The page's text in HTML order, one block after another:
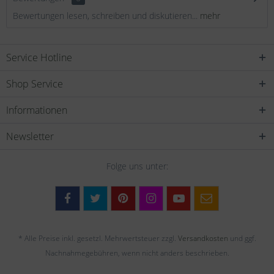
Bewertungen lesen, schreiben und diskutieren... mehr
Service Hotline
Shop Service
Informationen
Newsletter
Folge uns unter:
* Alle Preise inkl. gesetzl. Mehrwertsteuer zzgl. Versandkosten und ggf.
Nachnahmegebühren, wenn nicht anders beschrieben.